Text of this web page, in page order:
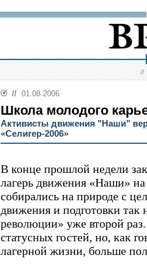
//
// 01.08.2006
Школа молодого
Активисты движения "Наши"
«Селигер-2006»
В конце прошлой недели
лагерь движения «Наши» на
собирались на природе с
движения и подготовки так
революции» уже второй
статусных гостей, но, как
лагерной жизни, больше